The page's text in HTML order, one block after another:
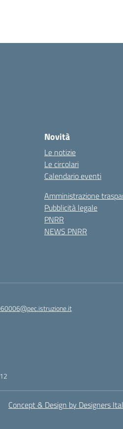
Novità
Le notizie
Le circolari
Calendario eventi
Amministrazione
Pubblicità legale
PNRR
NEWS PNRR
Concept & Design by Designers